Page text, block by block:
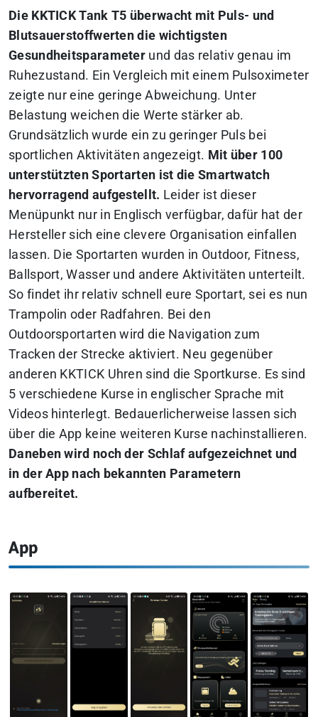
Die KKTICK Tank T5 überwacht mit Puls- und
Blutsauerstoffwerten die wichtigsten
Gesundheitsparameter und das relativ genau im
Ruhezustand. Ein Vergleich mit einem Pulsoximeter
zeigte nur eine geringe Abweichung. Unter
Belastung weichen die Werte stärker ab.
Grundsätzlich wurde ein zu geringer Puls bei
sportlichen Aktivitäten angezeigt. Mit über 100
unterstützten Sportarten ist die Smartwatch
hervorragend aufgestellt. Leider ist dieser
Menüpunkt nur in Englisch verfügbar, dafür hat der
Hersteller sich eine clevere Organisation einfallen
lassen. Die Sportarten wurden in Outdoor, Fitness,
Ballsport, Wasser und andere Aktivitäten unterteilt.
So findet ihr relativ schnell eure Sportart, sei es nun
Trampolin oder Radfahren. Bei den
Outdoorsportarten wird die Navigation zum
Tracken der Strecke aktiviert. Neu gegenüber
anderen KKTICK Uhren sind die Sportkurse. Es sind
5 verschiedene Kurse in englischer Sprache mit
Videos hinterlegt. Bedauerlicherweise lassen sich
über die App keine weiteren Kurse nachinstallieren.
Daneben wird noch der Schlaf aufgezeichnet und
in der App nach bekannten Parametern
aufbereitet.
App